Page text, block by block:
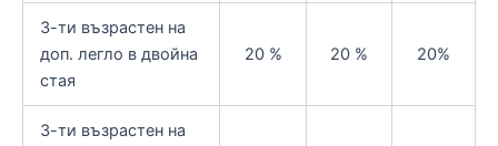
3-ти възрастен на
доп. легло в двойна
стая
20 % 20 % 20%
3-ти възрастен на